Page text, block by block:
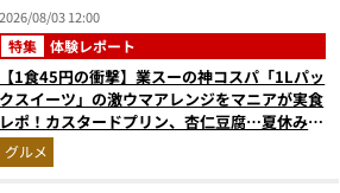
2026/08/03 12:00
特集 体験レポート
【1食45円の衝撃】業スーの神コスパ「1Lパッ
クスイーツ」の激ウマアレンジをマニアが実食
レポ！カスタードプリン、杏仁豆腐…夏休みの
おやつに最強すぎた
グルメ